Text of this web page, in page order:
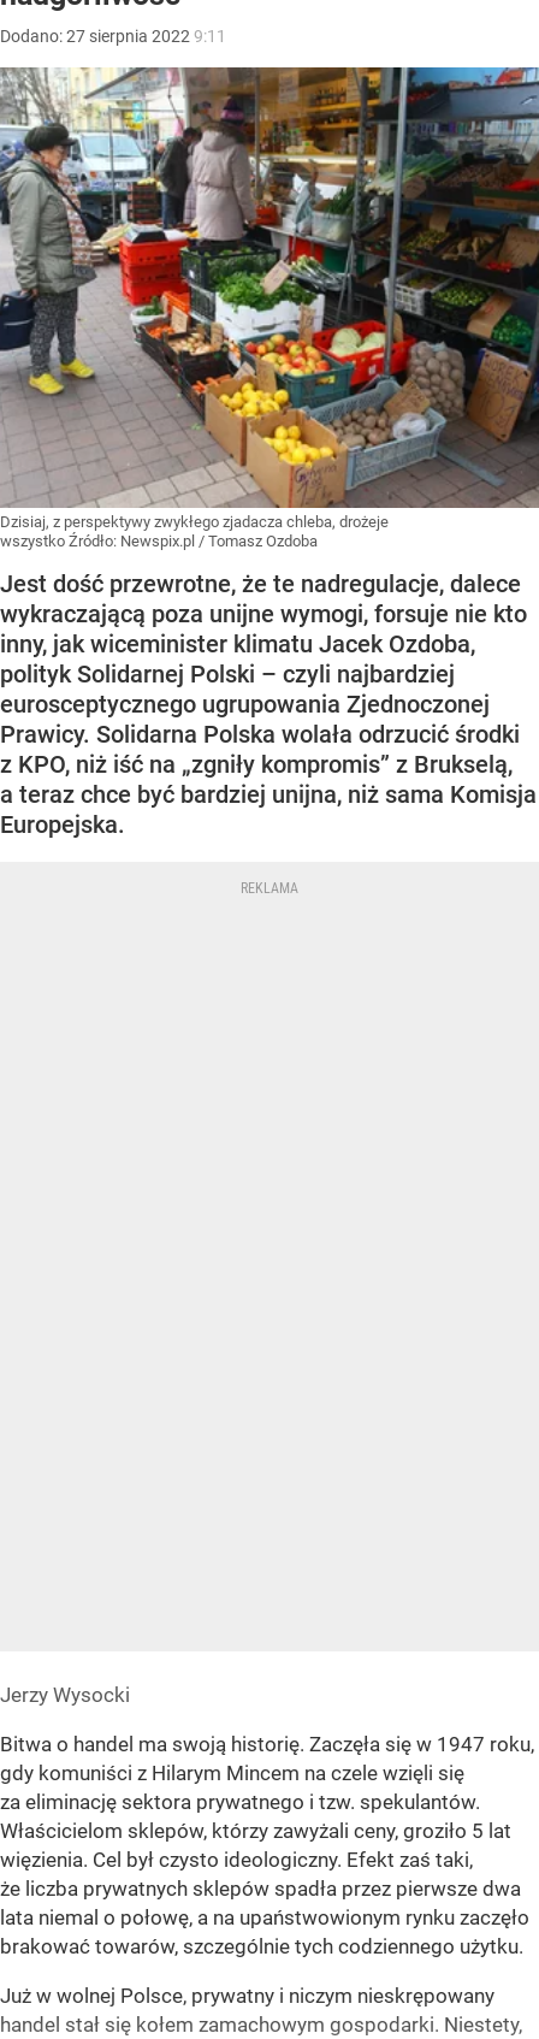
Dodano:27 sierpnia 2022 9:11
Dzisiaj, z perspektywy zwykłego zjadacza chleba, drożeje
wszystko Źródło: Newspix.pl / Tomasz Ozdoba
Jest dość przewrotne, że te nadregulacje, dalece
wykraczającą poza unijne wymogi, forsuje nie kto
inny, jak wiceminister klimatu Jacek Ozdoba,
polityk Solidarnej Polski – czyli najbardziej
eurosceptycznego ugrupowania Zjednoczonej
Prawicy. Solidarna Polska wolała odrzucić środki
z KPO, niż iść na „zgniły kompromis” z Brukselą,
a teraz chce być bardziej unijna, niż sama Komisja
Europejska.
Jerzy Wysocki
Bitwa o handel ma swoją historię. Zaczęła się w 1947 roku,
gdy komuniści z Hilarym Mincem na czele wzięli się
za eliminację sektora prywatnego i tzw. spekulantów.
Właścicielom sklepów, którzy zawyżali ceny, groziło 5 lat
więzienia. Cel był czysto ideologiczny. Efekt zaś taki,
że liczba prywatnych sklepów spadła przez pierwsze dwa
lata niemal o połowę, a na upaństwowionym rynku zaczęło
brakować towarów, szczególnie tych codziennego użytku.
Już w wolnej Polsce, prywatny i niczym nieskrępowany
handel stał się kołem zamachowym gospodarki. Niestety,